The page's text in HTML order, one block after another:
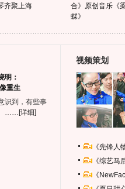
齐聚上海
合》原创音乐《
蝶》
明：
重生
识到，有些事
。…… [详细]
视频策划
《先锋
《综艺
《